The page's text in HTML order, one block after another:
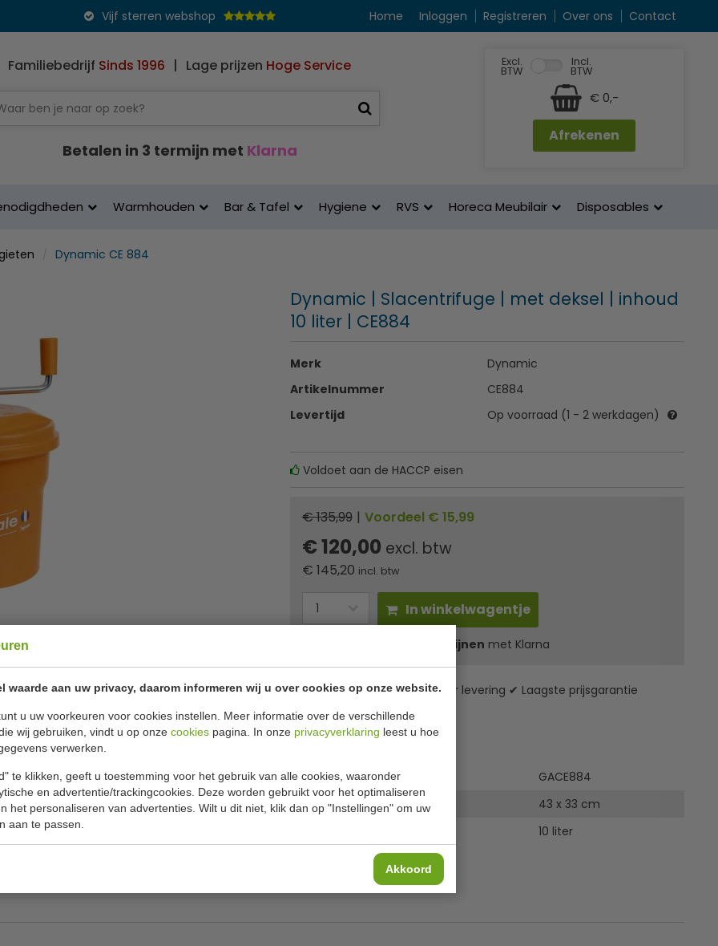
waarde aan uw privacy, daarom informeren wij u over cookies op onze website.
u uw voorkeuren voor cookies instellen. Meer informatie over de verschillende
wij gebruiken, vindt u op onze cookies pagina. In onze privacyverklaring leest u hoe
verwerken.
te klikken, geeft u toestemming voor het gebruik van alle cookies, waaronder
en advertentie/trackingcookies. Deze worden gebruikt voor het optimaliseren
het personaliseren van advertenties. Wilt u dit niet, klik dan op "Instellingen" om uw
aan te passen.
Akkoord
Vijf sterren webshop Home Inloggen Registreren Over ons Contact
Familiebedrijf Sinds 1996 | Lage prijzen Hoge Service
Betalen in 3 termijn met Klarna
Excl.
BTW
Incl.
BTW
€ 0,-
Afrekenen
Warmhouden Bar & Tafel Hygiene RVS Horeca Meubilair Disposables
Dynamic CE 884
Dynamic | Slacentrifuge | met deksel | inhoud
10 liter | CE884
Merk
Dynamic
Artikelnummer
CE884
Levertijd
Op voorraad (1 - 2 werkdagen)
Voldoet aan de HACCP eisen
€ 135,99 | Voordeel € 15,99
€ 120,00 excl. btw
€ 145,20 incl. btw
In winkelwagentje
in 3 termijnen met Klarna
✔ Gratis verzending* ✔ 24 uur levering ✔ Laagste prijsgarantie
vers blijft. Met stevig handvat en stevige
Specificaties
Nummer
GACE884
H x Ø
43 x 33 cm
10 liter